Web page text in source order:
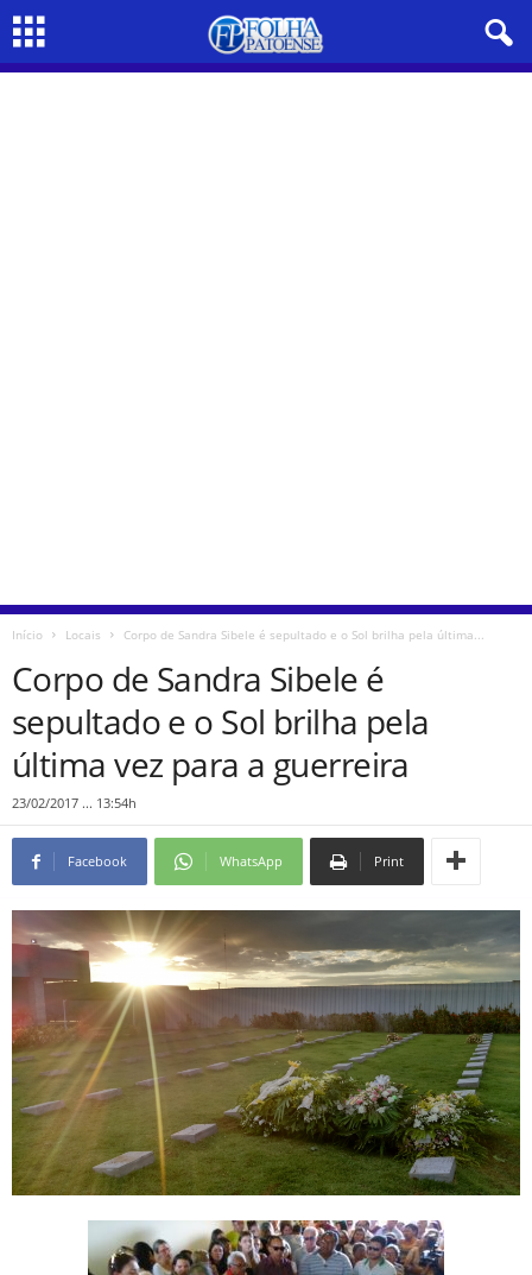
Início Locais Corpo de Sandra Sibele é sepultado e o Sol brilha pela última...
Corpo de Sandra Sibele é
sepultado e o Sol brilha pela
última vez para a guerreira
23/02/2017 ... 13:54h
Facebook WhatsApp Print